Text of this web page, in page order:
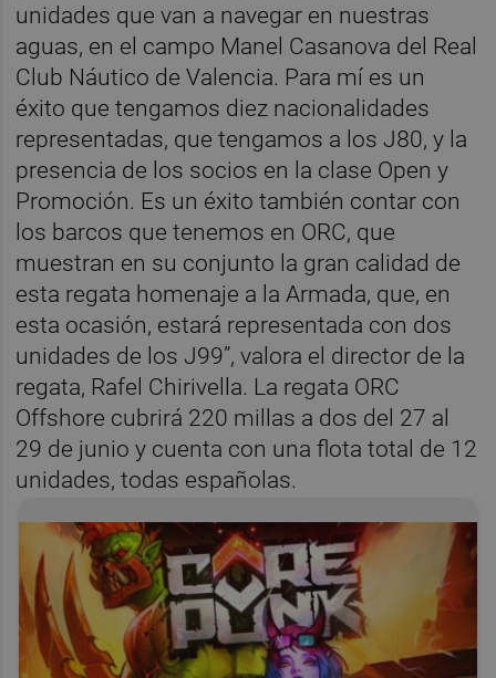
unidades que van a navegar en nuestras
aguas, en el campo Manel Casanova del Real
Club Náutico de Valencia. Para mí es un
éxito que tengamos diez nacionalidades
representadas, que tengamos a los J80, y la
presencia de los socios en la clase Open y
Promoción. Es un éxito también contar con
los barcos que tenemos en ORC, que
muestran en su conjunto la gran calidad de
esta regata homenaje a la Armada, que, en
esta ocasión, estará representada con dos
unidades de los J99”, valora el director de la
regata, Rafel Chirivella. La regata ORC
Offshore cubrirá 220 millas a dos del 27 al
29 de junio y cuenta con una flota total de 12
unidades, todas españolas.